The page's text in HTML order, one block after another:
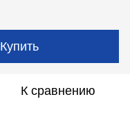
Купить
К сравнению